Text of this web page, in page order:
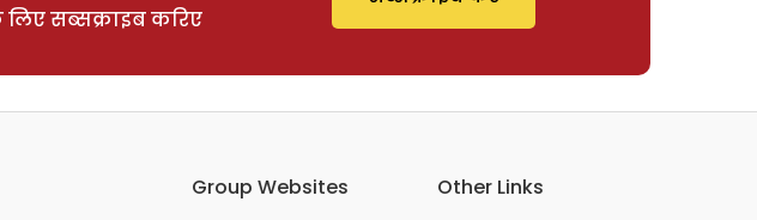
सब्सक्राइब करिए
Group Websites
Other Links